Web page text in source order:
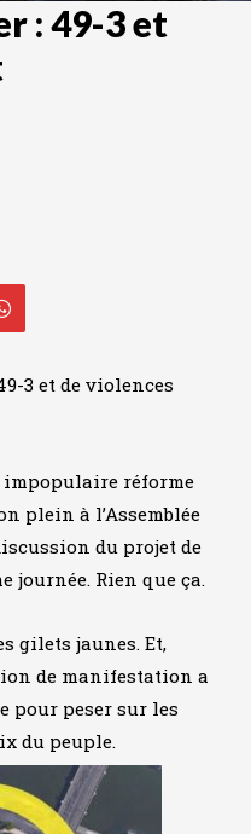
: 49-3 et
3 et de violences
impopulaire réforme
plein à l’Assemblée
du projet de
journée. Rien que ça.
gilets jaunes. Et,
de manifestation a
pour peser sur les
du peuple.